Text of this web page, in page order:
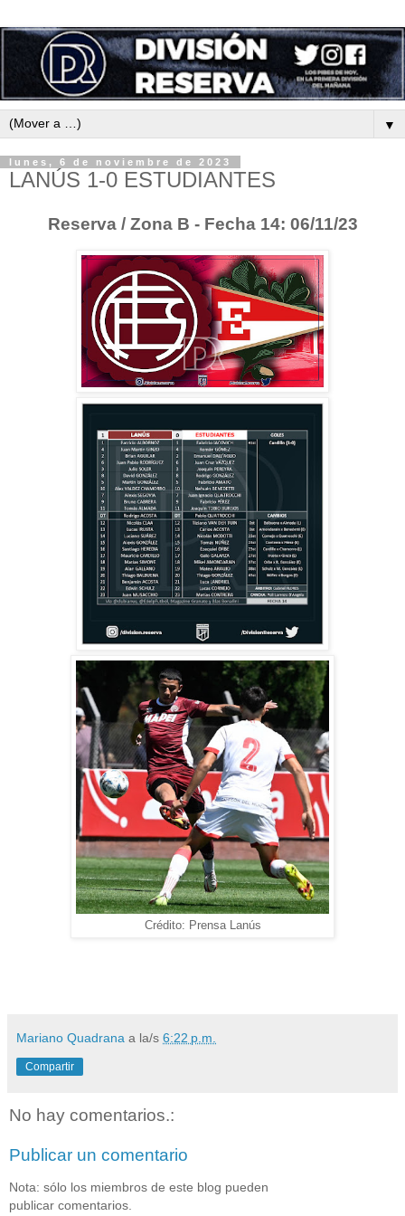
▼
lunes, 6 de noviembre de 2023
LANÚS 1-0 ESTUDIANTES
Reserva / Zona B - Fecha 14: 06/11/23
Crédito: Prensa Lanús
Mariano Quadrana a la/s 6:22 p.m.
Compartir
No hay comentarios.:
Publicar un comentario
Nota: sólo los miembros de este blog pueden
publicar comentarios.